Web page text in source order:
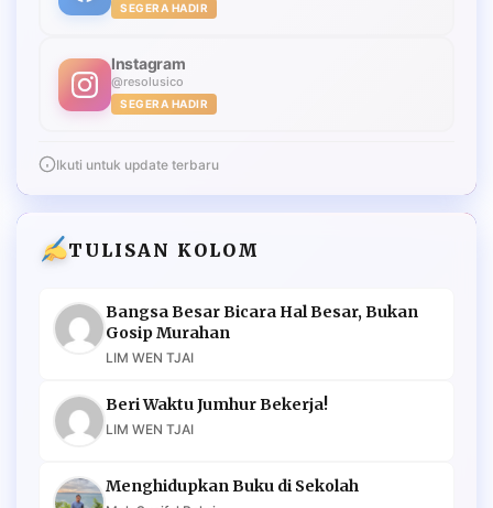
SEGERA HADIR
Instagram
@resolusico
SEGERA HADIR
Ikuti untuk update terbaru
TULISAN KOLOM
Bangsa Besar Bicara Hal Besar, Bukan
Gosip Murahan
LIM WEN TJAI
Beri Waktu Jumhur Bekerja!
LIM WEN TJAI
Menghidupkan Buku di Sekolah